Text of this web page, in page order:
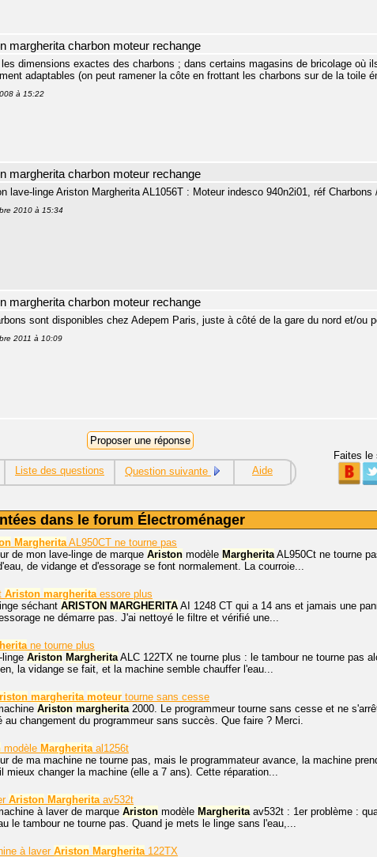
margherita charbon moteur rechange
les dimensions exactes des charbons ; dans certains magasins de bricolage où
adaptables (on peut ramener la côte en frottant les charbons sur de la toile
à 15:22
margherita charbon moteur rechange
lave-linge Ariston Margherita AL1056T : Moteur indesco 940n2i01, réf Charbons
2010 à 15:34
margherita charbon moteur rechange
sont disponibles chez Adepem Paris, juste à côté de la gare du nord et/ou
2011 à 10:09
Liste des questions Question suivante Aide
Faites le
dans le forum Électroménager
MargheritaAL950CT ne tourne pas
de mon lave-linge de marque Ariston modèle MargheritaAL950Ct ne tourne
de vidange et d'essorage se font normalement. La courroie...
Ariston margheritaessore plus
séchant ARISTON MARGHERITA AI 1248 CT qui a 14 ans et jamais une
ne démarre pas. J'ai nettoyé le filtre et vérifié une...
ne tourne plus
linge Ariston MargheritaALC 122TX ne tourne plus : le tambour ne tourne pas
la vidange se fait, et la machine semble chauffer l'eau...
margherita moteur tourne sans cesse
Ariston margherita2000. Le programmeur tourne sans cesse et ne
au changement du programmeur sans succès. Que faire ? Merci.
modèle Margheritaal1256t
de ma machine ne tourne pas, mais le programmateur avance, la machine
mieux changer la machine (elle a 7 ans). Cette réparation...
Ariston Margheritaav532t
à laver de marque Ariston modèle Margheritaav532t : 1er problème :
le tambour ne tourne pas. Quand je mets le linge sans l'eau,...
à laver Ariston Margherita122TX